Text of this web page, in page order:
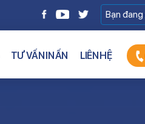
TƯ VẤN IN ẤN LIÊN HỆ